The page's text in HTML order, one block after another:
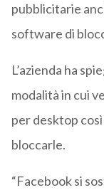
pubblicitarie
software di
L’azienda ha
modalità in cui
per desktop
bloccarle.
“Facebook si